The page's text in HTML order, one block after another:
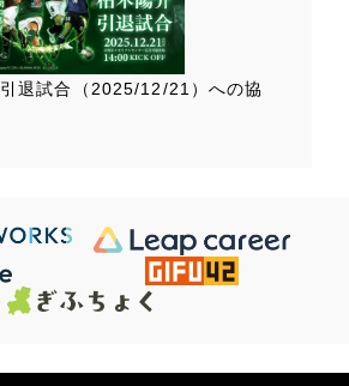
引退試合（2025/12/21）への協